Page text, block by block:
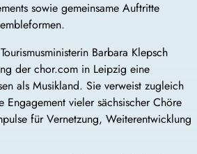
sowie gemeinsame Auftritte
Barbara Klepsch
der chor.com in Leipzig eine
als Musikland. Sie verweist zugleich
Engagement vieler sächsischer Chöre
für Vernetzung, Weiterentwicklung